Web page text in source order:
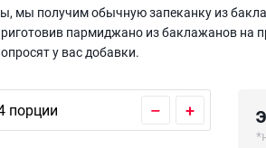
мы получим обычную запеканку из
пармиджано из баклажанов на
у вас добавки.
– +